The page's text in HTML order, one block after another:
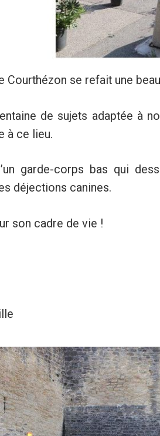
Courthézon se refait une
de sujets adaptée à
à ce lieu.
garde-corps bas qui
déjections canines.
son cadre de vie !